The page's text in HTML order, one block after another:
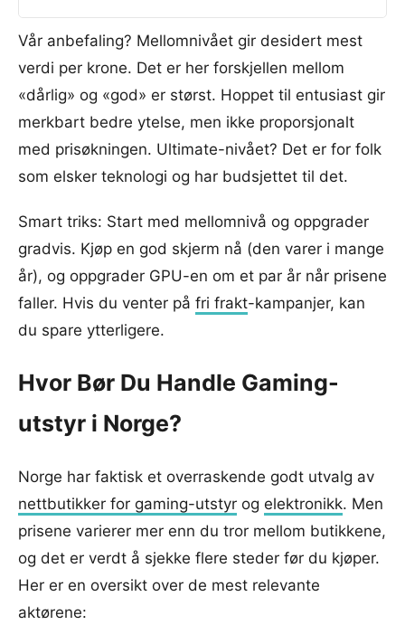
Vår anbefaling? Mellomnivået gir desidert mest
verdi per krone. Det er her forskjellen mellom
«dårlig» og «god» er størst. Hoppet til entusiast gir
merkbart bedre ytelse, men ikke proporsjonalt
med prisøkningen. Ultimate-nivået? Det er for folk
som elsker teknologi og har budsjettet til det.
Smart triks: Start med mellomnivå og oppgrader
gradvis. Kjøp en god skjerm nå (den varer i mange
år), og oppgrader GPU-en om et par år når prisene
faller. Hvis du venter på fri frakt-kampanjer, kan
du spare ytterligere.
Hvor Bør Du Handle Gaming-
utstyr i Norge?
Norge har faktisk et overraskende godt utvalg av
nettbutikker for gaming-utstyr og elektronikk. Men
prisene varierer mer enn du tror mellom butikkene,
og det er verdt å sjekke flere steder før du kjøper.
Her er en oversikt over de mest relevante
aktørene: